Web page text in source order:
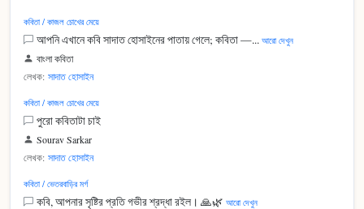
কবিতা / কাজল চোখের মেয়ে
আপনি এখানে কবি সাদাত হোসাইনের পাতায় গেলে; কবিতা —... আরো দেখুন
বাংলা কবিতা
লেখক: সাদাত হোসাইন
কবিতা / কাজল চোখের মেয়ে
পুরো কবিতাটা চাই
Sourav Sarkar
লেখক: সাদাত হোসাইন
কবিতা / ভেতরবাড়ির মর্গ
কবি, আপনার সৃষ্টির প্রতি গভীর শ্রদ্ধা রইল। 🙏🌿 আরো দেখুন